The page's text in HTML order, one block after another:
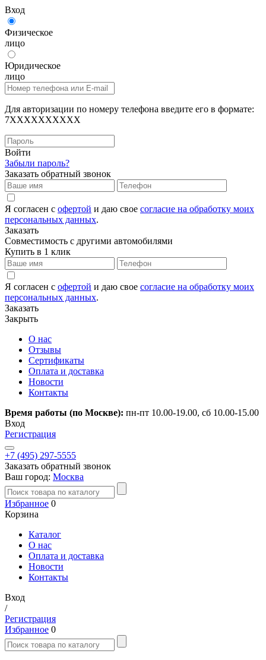
Вход
Физическое
лицо
Юридическое
лицо
Для авторизации по номеру телефона введите его в формате:
7XXXXXXXXXX
Войти
Забыли пароль?
Заказать обратный звонок
Я согласен с офертой и даю свое согласие на обработку моих
персональных данных.
Заказать
Совместимость с другими автомобилями
Купить в 1 клик
Я согласен с офертой и даю свое согласие на обработку моих
персональных данных.
Заказать
Закрыть
О нас
Отзывы
Сертификаты
Оплата и доставка
Новости
Контакты
Время работы (по Москве): пн-пт 10.00-19.00, сб 10.00-15.00
Вход
Регистрация
+7 (495) 297-5555
Заказать обратный звонок
Ваш город: Москва
Избранное 0
Корзина
Каталог
О нас
Оплата и доставка
Новости
Контакты
Вход
/
Регистрация
Избранное 0